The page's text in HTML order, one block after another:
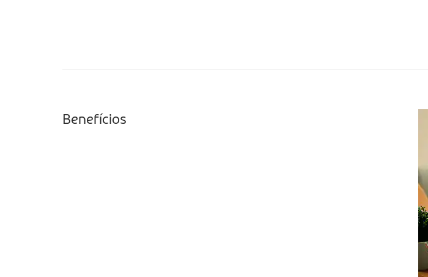
Benefícios